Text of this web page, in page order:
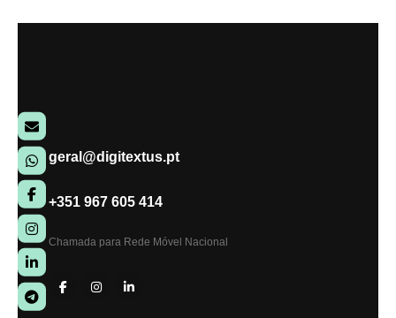
geral@digitextus.pt
+351 967 605 414
Chamada para Rede Móvel Nacional